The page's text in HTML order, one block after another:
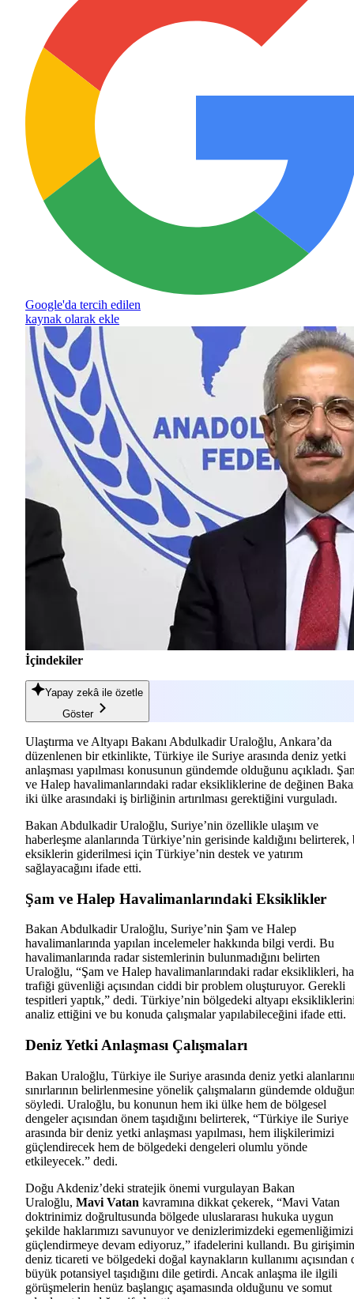
Google'da tercih edilen
kaynak olarak ekle
İçindekiler
Yapay zekâ ile özetle
Göster
Ulaştırma ve Altyapı Bakanı Abdulkadir Uraloğlu, Ankara’da
düzenlenen bir etkinlikte, Türkiye ile Suriye arasında deniz yetki
anlaşması yapılması konusunun gündemde olduğunu açıkladı.
ve Halep havalimanlarındaki radar eksikliklerine de değinen
iki ülke arasındaki iş birliğinin artırılması gerektiğini vurguladı.
Bakan Abdulkadir Uraloğlu, Suriye’nin özellikle ulaşım ve
haberleşme alanlarında Türkiye’nin gerisinde kaldığını belirterek,
eksiklerin giderilmesi için Türkiye’nin destek ve yatırım
sağlayacağını ifade etti.
Şam ve Halep Havalimanlarındaki Eksiklikler
Bakan Abdulkadir Uraloğlu, Suriye’nin Şam ve Halep
havalimanlarında yapılan incelemeler hakkında bilgi verdi. Bu
havalimanlarında radar sistemlerinin bulunmadığını belirten
Uraloğlu, “Şam ve Halep havalimanlarındaki radar eksiklikleri,
trafiği güvenliği açısından ciddi bir problem oluşturuyor. Gerekli
tespitleri yaptık,” dedi. Türkiye’nin bölgedeki altyapı
analiz ettiğini ve bu konuda çalışmalar yapılabileceğini ifade etti.
Deniz Yetki Anlaşması Çalışmaları
Bakan Uraloğlu, Türkiye ile Suriye arasında deniz yetki
sınırlarının belirlenmesine yönelik çalışmaların gündemde
söyledi. Uraloğlu, bu konunun hem iki ülke hem de bölgesel
dengeler açısından önem taşıdığını belirterek, “Türkiye ile Suriye
arasında bir deniz yetki anlaşması yapılması, hem ilişkilerimizi
güçlendirecek hem de bölgedeki dengeleri olumlu yönde
etkileyecek.” dedi.
Doğu Akdeniz’deki stratejik önemi vurgulayan Bakan
Uraloğlu, Mavi Vatan kavramına dikkat çekerek, “Mavi Vatan
doktrinimiz doğrultusunda bölgede uluslararası hukuka uygun
şekilde haklarımızı savunuyor ve denizlerimizdeki egemenliğimizi
güçlendirmeye devam ediyoruz,” ifadelerini kullandı. Bu
deniz ticareti ve bölgedeki doğal kaynakların kullanımı açısından
büyük potansiyel taşıdığını dile getirdi. Ancak anlaşma ile ilgili
görüşmelerin henüz başlangıç aşamasında olduğunu ve somut